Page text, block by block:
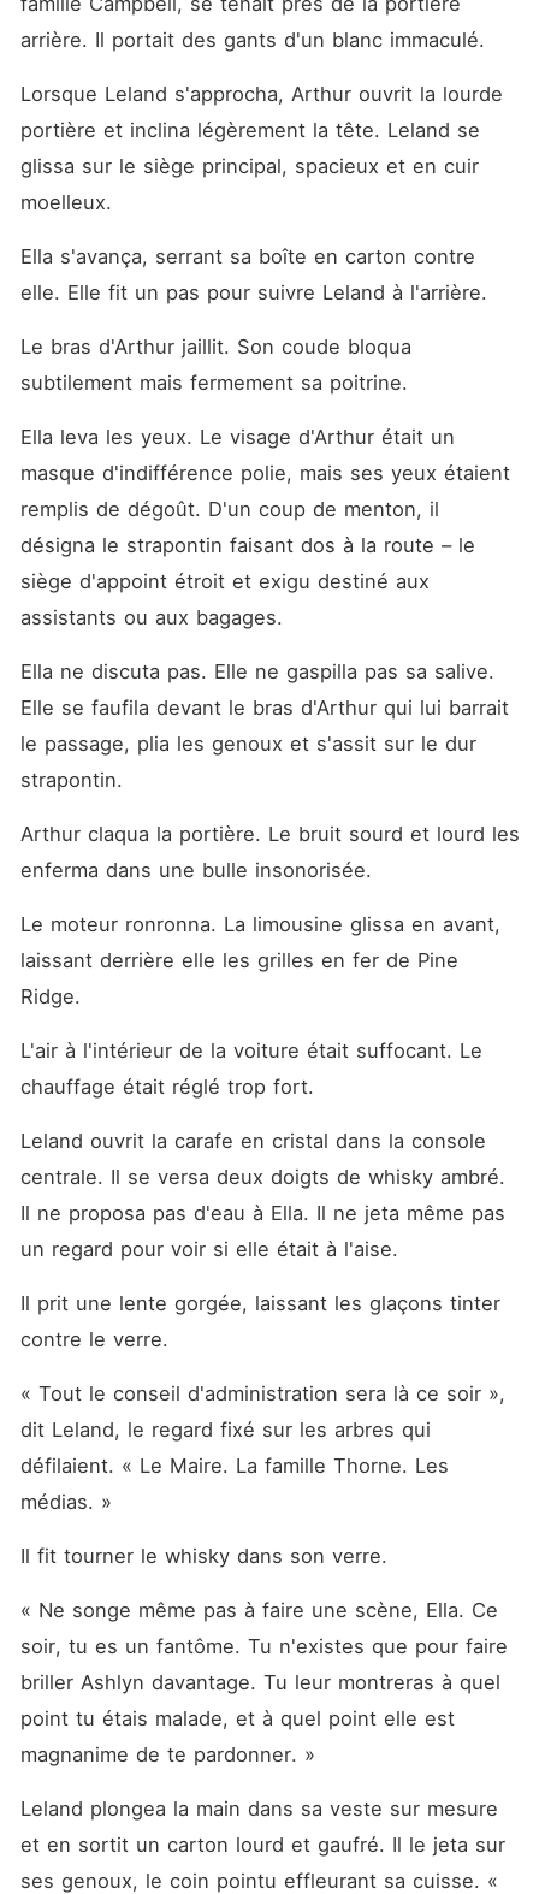
arrière. Il portait des gants d'un blanc immaculé.
Lorsque Leland s'approcha, Arthur ouvrit la lourde
portière et inclina légèrement la tête. Leland se
glissa sur le siège principal, spacieux et en cuir
moelleux.
Ella s'avança, serrant sa boîte en carton contre
elle. Elle fit un pas pour suivre Leland à l'arrière.
Le bras d'Arthur jaillit. Son coude bloqua
subtilement mais fermement sa poitrine.
Ella leva les yeux. Le visage d'Arthur était un
masque d'indifférence polie, mais ses yeux étaient
remplis de dégoût. D'un coup de menton, il
désigna le strapontin faisant dos à la route – le
siège d'appoint étroit et exigu destiné aux
assistants ou aux bagages.
Ella ne discuta pas. Elle ne gaspilla pas sa salive.
Elle se faufila devant le bras d'Arthur qui lui barrait
le passage, plia les genoux et s'assit sur le dur
strapontin.
Arthur claqua la portière. Le bruit sourd et lourd les
enferma dans une bulle insonorisée.
Le moteur ronronna. La limousine glissa en avant,
laissant derrière elle les grilles en fer de Pine
Ridge.
L'air à l'intérieur de la voiture était suffocant. Le
chauffage était réglé trop fort.
Leland ouvrit la carafe en cristal dans la console
centrale. Il se versa deux doigts de whisky ambré.
Il ne proposa pas d'eau à Ella. Il ne jeta même pas
un regard pour voir si elle était à l'aise.
Il prit une lente gorgée, laissant les glaçons tinter
contre le verre.
« Tout le conseil d'administration sera là ce soir »,
dit Leland, le regard fixé sur les arbres qui
défilaient. « Le Maire. La famille Thorne. Les
médias. »
Il fit tourner le whisky dans son verre.
« Ne songe même pas à faire une scène, Ella. Ce
soir, tu es un fantôme. Tu n'existes que pour faire
briller Ashlyn davantage. Tu leur montreras à quel
point tu étais malade, et à quel point elle est
magnanime de te pardonner. »
Leland plongea la main dans sa veste sur mesure
et en sortit un carton lourd et gaufré. Il le jeta sur
ses genoux, le coin pointu effleurant sa cuisse. «